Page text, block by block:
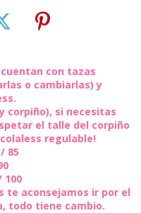
con tazas
o cambiarlas) y
corpiño), si necesitas
el talle del corpiño
regulable!
85
100
te aconsejamos ir por el
todo tiene cambio.